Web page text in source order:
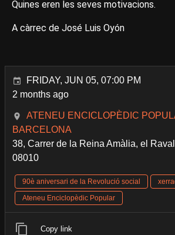
Quines eren les seves motivacions.
A càrrec de José Luis Oyón
FRIDAY, JUN 05, 07:00 PM
2 months ago
ATENEU ENCICLOPÈDIC
BARCELONA
38, Carrer de la Reina Amàlia, el
08010
90è aniversari de la Revolució social
Ateneu Enciclopèdic Popular
Copy link